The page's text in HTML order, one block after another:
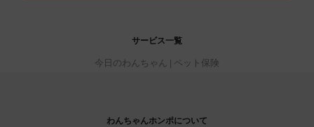
サービス一覧
今日のわんちゃん ペット保険
わんちゃんホンポについて